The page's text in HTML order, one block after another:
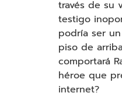
través de su
testigo
podría ser
piso de
comportará
héroe que
internet?